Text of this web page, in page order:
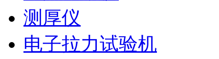
测厚仪
电子拉力试验机